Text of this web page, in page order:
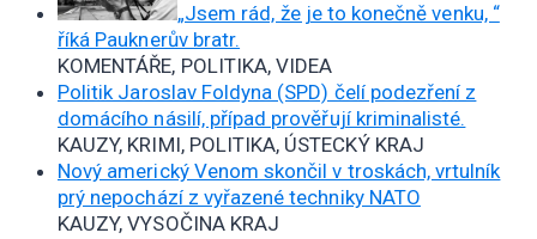
„Jsem rád, že je to konečně venku, “
říká Pauknerův bratr.
KOMENTÁŘE, POLITIKA, VIDEA
Politik Jaroslav Foldyna (SPD) čelí podezření z
domácího násilí, případ prověřují kriminalisté.
KAUZY, KRIMI, POLITIKA, ÚSTECKÝ KRAJ
Nový americký Venom skončil v troskách, vrtulník
prý nepochází z vyřazené techniky NATO
KAUZY, VYSOČINA KRAJ